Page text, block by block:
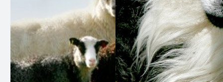
heile året, takka vere evna til å grave seg ned i
snøen og finne mat som lyng, gras og tang.
Dette gjer dei unike blant saueraser i Noreg.
Smaken av norskekysten